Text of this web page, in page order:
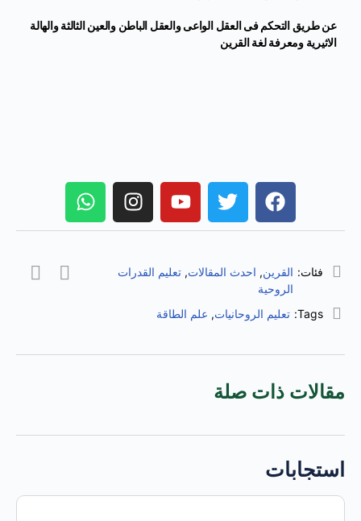
عن طريق التحكم فى العقل الواعى والعقل الباطن والعين الثالثة والهالة
الاثيرية ومعرفة لغة القرين
فئات: القرين, احدث المقالات, تعليم القدرات
الروحية
Tags: تعليم الروحانيات, علم الطاقة
مقالات ذات صلة
استجابات